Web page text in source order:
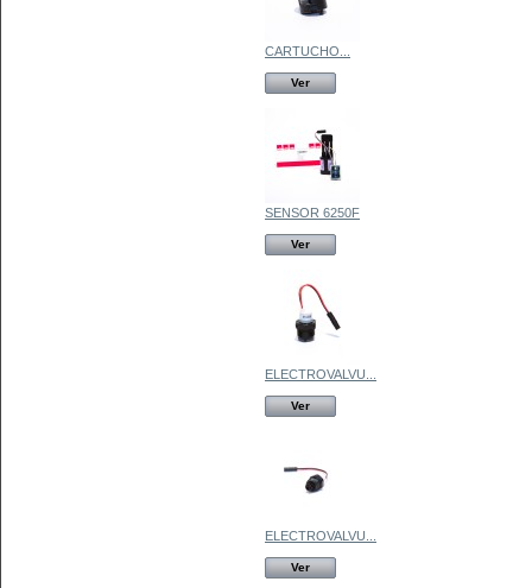
CARTUCHO...
Ver
SENSOR 6250F
Ver
ELECTROVALVU...
Ver
ELECTROVALVU...
Ver